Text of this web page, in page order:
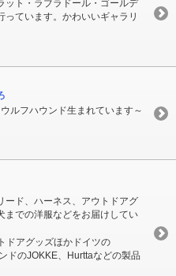
ット・ラブラドール・ゴールデ
っています。かわいいギャラリ
ルフハウンド生まれています～
ード、ハーネス、アウトドアグ
までの洋服などをお届けしてい
ドアグッズほかドイツの
ドのJOKKE、Hurttaなどの製品